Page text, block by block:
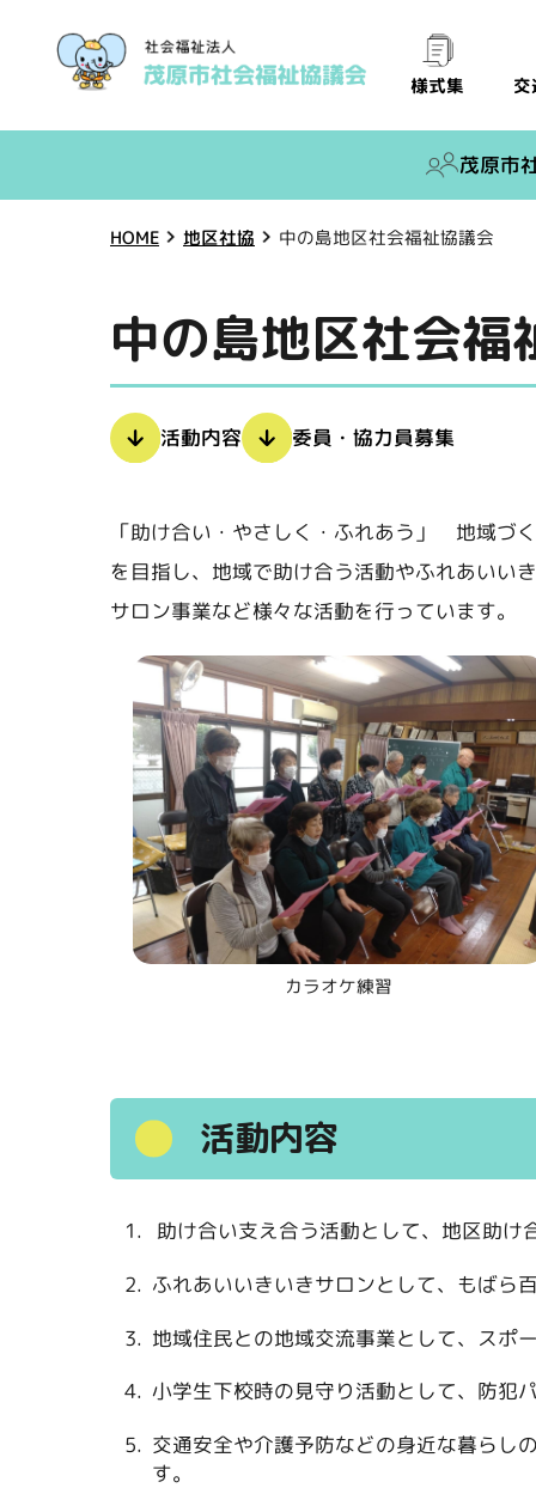
様式集
茂原市
HOME 地区社協 中の島地区社会福祉協議会
中の島地区社会福
活動内容 委員・協力員募集
「助け合い・やさしく・ふれあう」 地域づ
を目指し、地域で助け合う活動やふれあいい
サロン事業など様々な活動を行っています。
カラオケ練習
活動内容
助け合い支え合う活動として、地区助け
ふれあいいきいきサロンとして、もばら
地域住民との地域交流事業として、スポ
小学生下校時の見守り活動として、防犯
交通安全や介護予防などの身近な暮らし
す。